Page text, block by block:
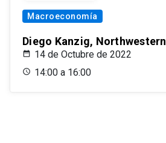
Macroeconomía
Diego Kanzig, Northwestern
14 de Octubre de 2022
14:00 a 16:00